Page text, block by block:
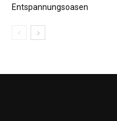
Entspannungsoasen